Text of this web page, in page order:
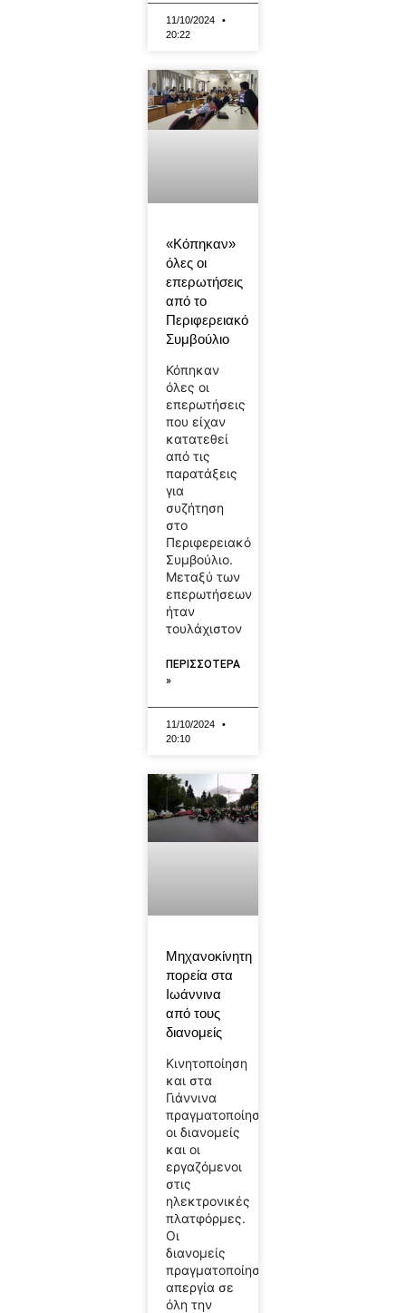
11/10/2024
20:22
«Κόπηκαν»
όλες οι
επερωτήσεις
από το
Περιφερειακό
Συμβούλιο
Κόπηκαν
όλες οι
επερωτήσεις
που είχαν
κατατεθεί
από τις
παρατάξεις
για
συζήτηση
στο
Περιφερειακό
Συμβούλιο.
Μεταξύ των
επερωτήσεων
ήταν
τουλάχιστον
ΠΕΡΙΣΣΟΤΕΡΑ
»
11/10/2024
20:10
Μηχανοκίνητη
πορεία στα
Ιωάννινα
από τους
διανομείς
Κινητοποίηση
και στα
Γιάννινα
πραγματοποίησαν
οι διανομείς
και οι
εργαζόμενοι
στις
ηλεκτρονικές
πλατφόρμες.
Οι
διανομείς
πραγματοποίησαν
απεργία σε
όλη την